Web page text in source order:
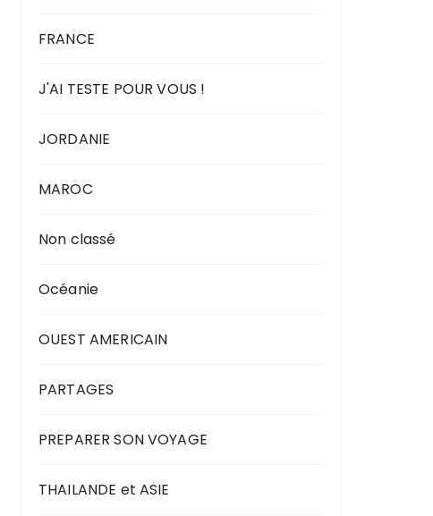
FRANCE
J'AI TESTE POUR VOUS !
JORDANIE
MAROC
Non classé
Océanie
OUEST AMERICAIN
PARTAGES
PREPARER SON VOYAGE
THAILANDE et ASIE